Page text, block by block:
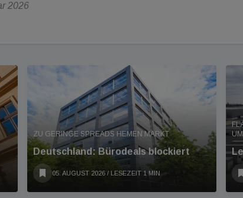
2026
ZU GERINGE SPREADS HEMEN MARKT
Deutschland: Bürodeals blockiert
05. AUGUST 2026 / LESEZEIT 1 MIN